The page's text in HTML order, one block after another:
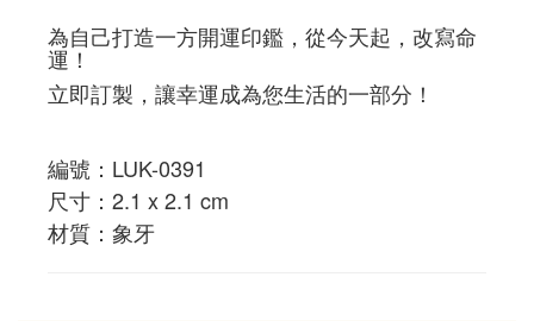
為自己打造一方開運印鑑，從今天起，改寫命
運！
立即訂製，讓幸運成為您生活的一部分！
編號：LUK-0391
尺寸：2.1 x 2.1 cm
材質：象牙